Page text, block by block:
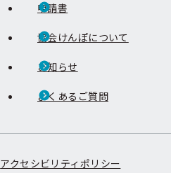
申請書
協会けんぽについて
お知らせ
よくあるご質問
アクセシビリティポリシー